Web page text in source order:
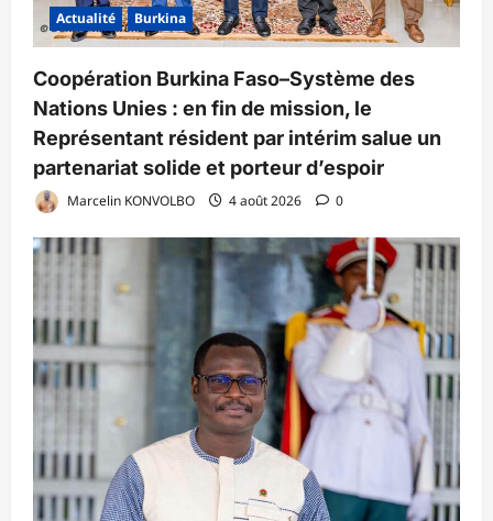
Actualité Burkina
Coopération Burkina Faso–Système des
Nations Unies : en fin de mission, le
Représentant résident par intérim salue un
partenariat solide et porteur d’espoir
Marcelin KONVOLBO 4 août 2026 0